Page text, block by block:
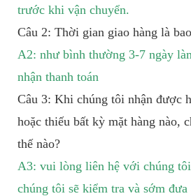
trước khi vận chuyển.
Câu 2: Thời gian giao hàng là
A2: như bình thường 3-7 ngày
nhận thanh toán
Câu 3: Khi chúng tôi nhận được
hoặc thiếu bất kỳ mặt hàng nào,
thế nào?
A3: vui lòng liên hệ với chúng
chúng tôi sẽ kiểm tra và sớm